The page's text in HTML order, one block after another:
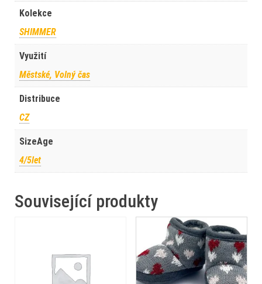
Kolekce
SHIMMER
Využití
Městské, Volný čas
Distribuce
CZ
SizeAge
4/5let
Související produkty